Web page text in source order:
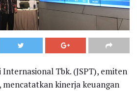
Tbk. (JSPT), emiten
kinerja keuangan